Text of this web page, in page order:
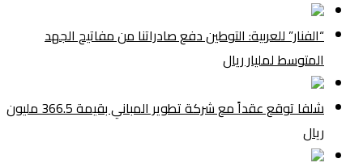
“الفنار” للعربية: التوطين دفع صادراتنا من مفاتيح الجهد
المتوسط لمليار ريال
شلفا توقع عقداً مع شركة تطوير المباني بقيمة 366.5 مليون
ريال